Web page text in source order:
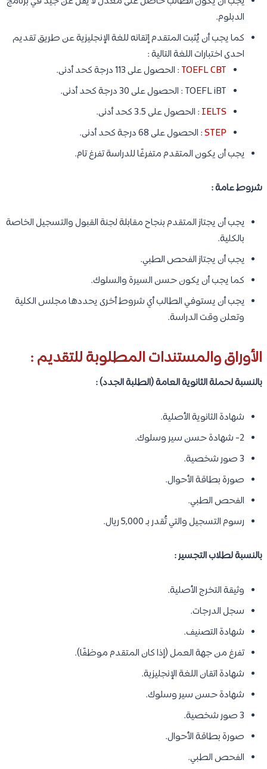
الدبلوم.
كما يجب أن يُثبت المتقدم إتقانه للغة الإنجليزية عن طريق تقديم
احدى اختبارات اللغة التالية :
TOEFL CBT : الحصول على 113 درجة كحد أدنى.
TOEFL iBT : الحصول على 30 درجة كحد أدنى.
IELTS : الحصول على 3.5 كحد أدنى.
STEP: الحصول على 68 درجة كحد أدنى.
يجب أن يكون المتقدم متفرغًا للدراسة تفرغ تام.
شروط عامة :
يجب أن يجتاز المتقدم بنجاح مقابلة لجنة القبول والتسجيل الخاصة
بالكلية.
يجب أن يجتاز الفحص الطبي.
كما يجب أن يكون حسن السيرة والسلوك.
يجب أن يستوفي الطالب أي شروط أخرى يحددها مجلس الكلية
وتعلن وقت الدراسة.
الأوراق والمستندات المطلوبة للتقديم :
بالنسبة لحملة الثانوية العامة (الطلبة الجدد) :
شهادة الثانوية الأصلية.
2- شهادة حسن سير وسلوك.
3 صور شخصية.
صورة بطاقة الأحوال.
الفحص الطبي.
رسوم التسجيل والتي تُقدر بـ 5,000 ريال.
بالنسبة لطلاب التجسير :
وثيقة التخرج الأصلية.
سجل الدرجات.
شهادة التصنيف.
تفرغ من جهة العمل (إذا كان المتقدم موظفًا).
شهادة اتقان اللغة الإنجليزية.
شهادة حسن سير وسلوك.
3 صور شخصية.
صورة بطاقة الأحوال.
الفحص الطبي.